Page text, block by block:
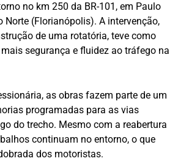
no km 250 da BR-101, em Paulo
Norte (Florianópolis). A intervenção,
de uma rotatória, teve como
segurança e fluidez ao tráfego na
as obras fazem parte de um
programadas para as vias
do trecho. Mesmo com a reabertura
continuam no entorno, o que
dos motoristas.